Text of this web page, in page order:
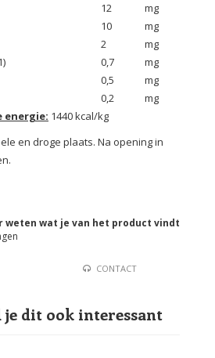
12
mg
10
mg
2
mg
0,7
mg
0,5
mg
0,2
mg
energie: 1440 kcal/kg
en droge plaats. Na opening in
weten wat je van het product vindt
CONTACT
dit ook interessant